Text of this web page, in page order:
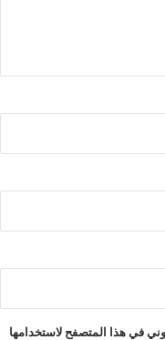
في هذا المتصفح لاستخدامها